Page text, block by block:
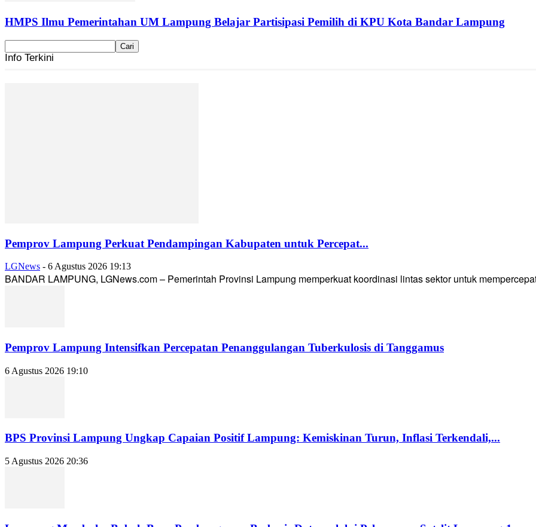
HMPS Ilmu Pemerintahan UM Lampung Belajar Partisipasi Pemilih di KPU Kota Bandar Lampung
Info Terkini
Pemprov Lampung Perkuat Pendampingan Kabupaten untuk Percepat...
LGNews - 6 Agustus 2026 19:13
BANDAR LAMPUNG, LGNews.com – Pemerintah Provinsi Lampung memperkuat koordinasi lintas sektor untuk
Pemprov Lampung Intensifkan Percepatan Penanggulangan Tuberkulosis di Tanggamus
6 Agustus 2026 19:10
BPS Provinsi Lampung Ungkap Capaian Positif Lampung: Kemiskinan Turun, Inflasi Terkendali,...
5 Agustus 2026 20:36